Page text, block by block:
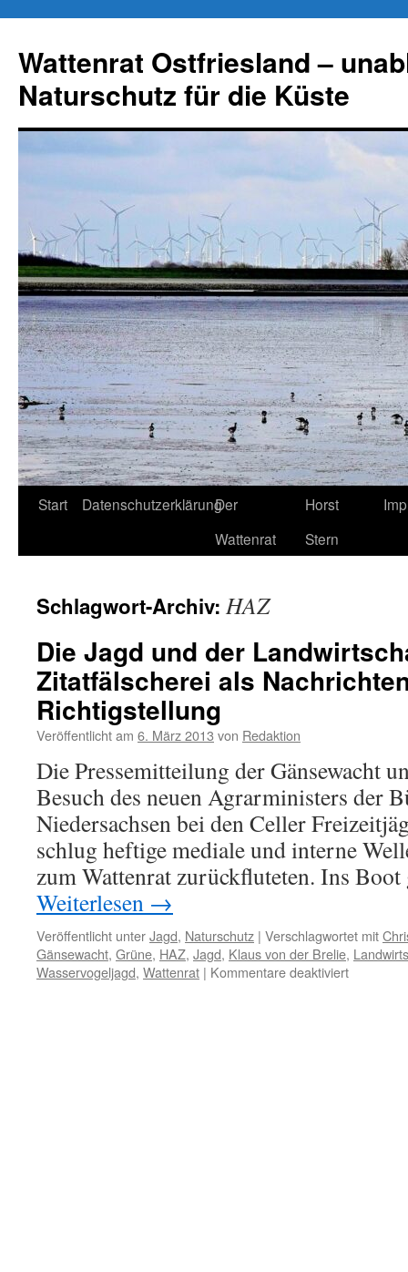
springen
Wattenrat Ostfriesland –
Naturschutz für die Küste
Start DatenschutzerklärungDer
Wattenrat
Horst
Stern
Schlagwort-Archiv: HAZ
Die Jagd und der
Zitatfälscherei als
Richtigstellung
Veröffentlicht am 6. März 2013 von Redaktion
Die Pressemitteilung der Gänsewacht
Besuch des neuen Agrarministers der
Niedersachsen bei den Celler
schlug heftige mediale und interne
zum Wattenrat zurückfluteten. Ins
Weiterlesen →
Veröffentlicht unterJagd, Naturschutz | Verschlagwortet mit
Gänsewacht, Grüne, HAZ, Jagd, Klaus von der Brelie,
Wasservogeljagd, Wattenrat | Kommentare deaktiviertfür